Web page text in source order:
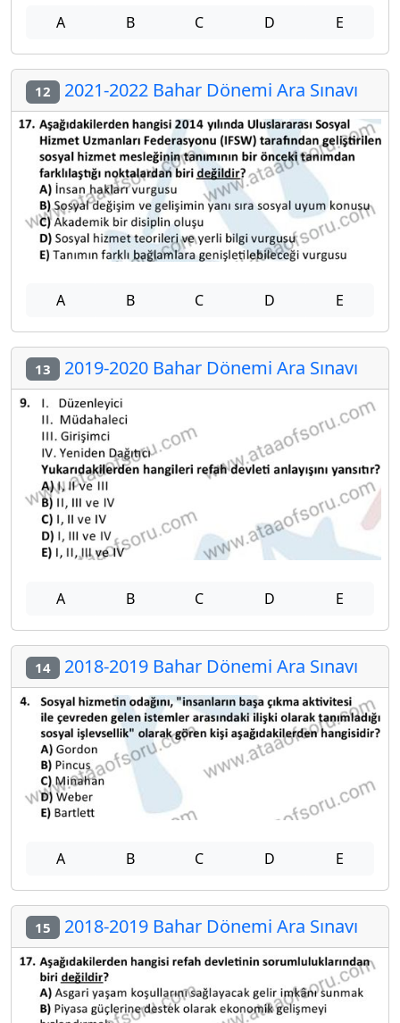
A B C D E
12 2021-2022 Bahar Dönemi Ara Sınavı
A B C D E
13 2019-2020 Bahar Dönemi Ara Sınavı
A B C D E
14 2018-2019 Bahar Dönemi Ara Sınavı
A B C D E
15 2018-2019 Bahar Dönemi Ara Sınavı